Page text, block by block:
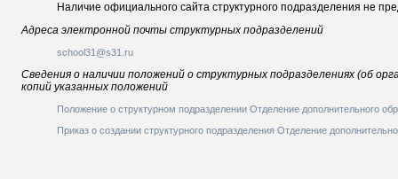
Наличие официального сайта структурного подразделения не
Адреса электронной почты структурных подразделений
school31@s31.ru
Сведения о наличии положений о структурных подразделениях (об
копий указанных положений
Положение о структурном подразделении Отделение дополнительного
Приказ о создании структурного подразделения Отделение